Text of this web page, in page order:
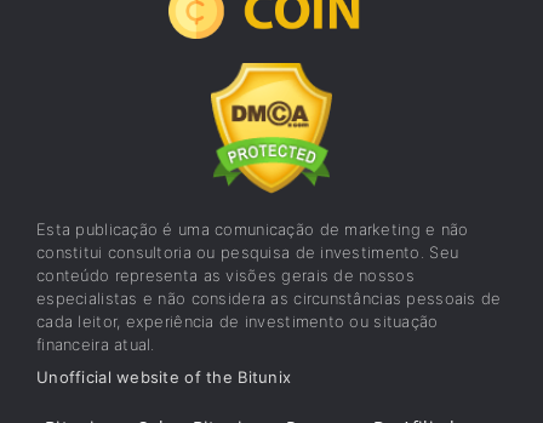
Esta publicação é uma comunicação de marketing e não
constitui consultoria ou pesquisa de investimento. Seu
conteúdo representa as visões gerais de nossos
especialistas e não considera as circunstâncias pessoais de
cada leitor, experiência de investimento ou situação
financeira atual.
Unofficial website of the Bitunix